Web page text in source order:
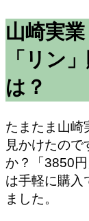
山崎実
「リン
は？
たまたま山崎
見かけたの
か？「3850
は手軽に購入
ました。